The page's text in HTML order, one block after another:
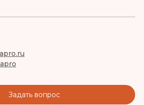
Задать вопрос